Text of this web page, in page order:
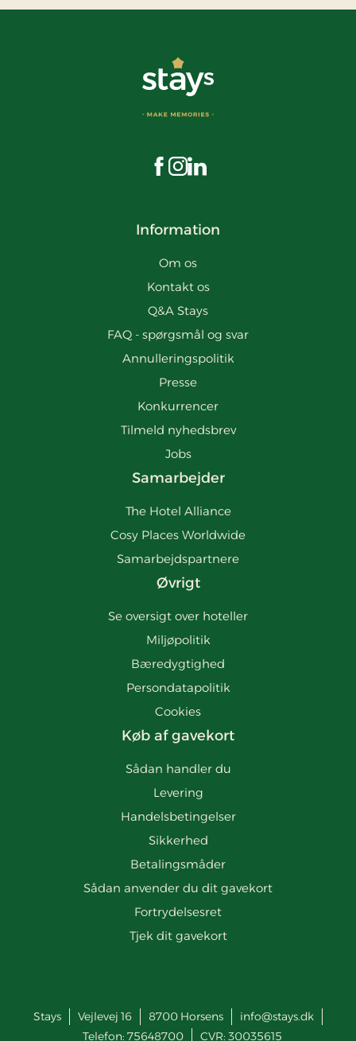
Besøg os på Facebook
Besøg os på Instagram
Besøg os på LinkedIn
Information
Om os
Kontakt os
Q&A Stays
FAQ - spørgsmål og svar
Annulleringspolitik
Presse
Konkurrencer
Tilmeld nyhedsbrev
Jobs
Samarbejder
The Hotel Alliance
Cosy Places Worldwide
Samarbejdspartnere
Øvrigt
Se oversigt over hoteller
Miljøpolitik
Bæredygtighed
Persondatapolitik
Cookies
Køb af gavekort
Sådan handler du
Levering
Handelsbetingelser
Sikkerhed
Betalingsmåder
Sådan anvender du dit gavekort
Fortrydelsesret
Tjek dit gavekort
Stays Vejlevej 16 8700 Horsens
info@stays.dk
Telefon: 75648700 CVR: 30035615